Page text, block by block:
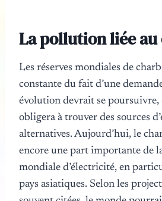
La pollution liée
Les réserves mondiales de
constante du fait d’une
évolution devrait se poursuivre,
obligera à trouver des sources
alternatives. Aujourd’hui, le
encore une part importante de
mondiale d’électricité, en
pays asiatiques. Selon les